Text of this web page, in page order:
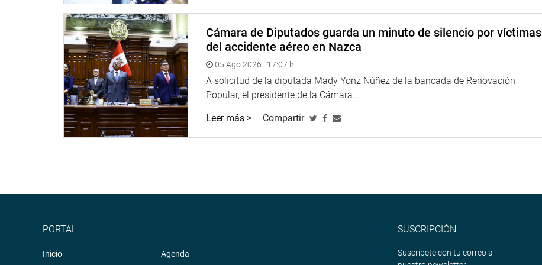
crecer y así mejorar juntos Estado, ciudanía, y los privados.
Su finalidad es generar mecanismos de interrelación entre la sociedad y el afán de fortalecer la democracia, con
nuevas herramientas tecnológicas para un mejor entendimiento del proceso parlamentario.
A los participantes se les planteó los desafíos para fomentar la participación ciudadana en el proceso de
aprobación de la Ley y la atención de los pedidos ciudadanos.
También, se les solicita crear soluciones digitales como aplicaciones móviles con herramientas de visualización
de datos que contribuyan para el mejor proceso de comprensión.
Puede encontrar más información en nuestra página web y redes sociales.
Heraldo
Cámara de Diputados guarda un minuto de silencio por víctimas
del accidente aéreo en Nazca
05 Ago 2026 | 17:07 h
A solicitud de la diputada Mady Yonz Núñez de la bancada de Renovación
Popular, el presidente de la Cámara...
Leer más > Compartir
PORTAL
Inicio Agenda
SUSCRIPCIÓN
Suscríbete con tu correo a